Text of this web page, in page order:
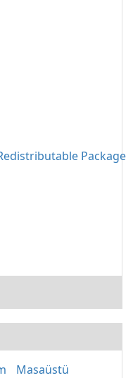
Masaüstü